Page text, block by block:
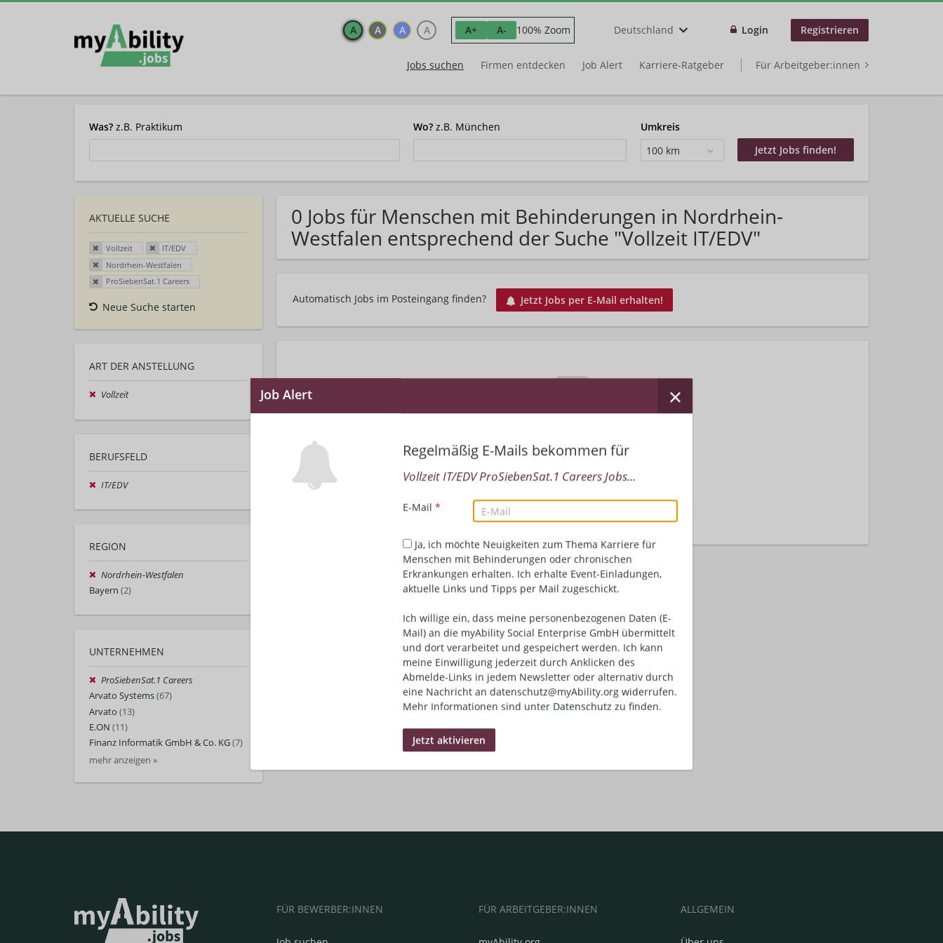
A A A A A+ A- 100% Zoom Deutschland Login Registrieren
Jobs suchen Firmen entdecken Job Alert Karriere-Ratgeber Für Arbeitgeber:innen
Was? z.B. Praktikum Wo? z.B. München
Umkreis
100 km
AKTUELLE SUCHE
Vollzeit
IT/EDV
Nordrhein-Westfalen
ProSiebenSat.1 Careers
Neue Suche starten
ART DER ANSTELLUNG
Vollzeit
BERUFSFELD
IT/EDV
REGION
Nordrhein-Westfalen
Bayern (2)
UNTERNEHMEN
ProSiebenSat.1 Careers
Arvato Systems(67)
Arvato (13)
E.ON (11)
Finanz Informatik GmbH & Co. KG(7)
mehr anzeigen »
0 Jobs für Menschen mit Behinderungen in Nordrhein-
Westfalen entsprechend der Suche "Vollzeit IT/EDV"
Automatisch Jobs im Posteingang finden? Jetzt Jobs per E-Mail erhalten!
Regelmäßig E-Mails bekommen für
Vollzeit IT/EDV ProSiebenSat.1 Careers Jobs...
E-Mail *
Ja, ich möchte Neuigkeiten zum Thema Karriere für
Menschen mit Behinderungen oder chronischen
Erkrankungen erhalten. Ich erhalte Event-Einladungen,
aktuelle Links und Tipps per Mail zugeschickt.
Ich willige ein, dass meine personenbezogenen Daten (E-
Mail) an die myAbility Social Enterprise GmbH übermittelt
und dort verarbeitet und gespeichert werden. Ich kann
meine Einwilligung jederzeit durch Anklicken des
Abmelde-Links in jedem Newsletter oder alternativ durch
eine Nachricht an datenschutz@myAbility.org widerrufen.
Mehr Informationen sind unter Datenschutz zu finden.
Leider keine Jobs gefunden.
Neue Suche starten
FÜR BEWERBER:INNEN FÜR ARBEITGEBER:INNEN ALLGEMEIN